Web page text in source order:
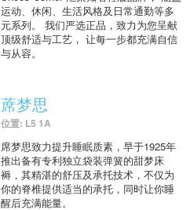
运动、休闲、生活风格及日常通勤等多
元系列。 我们严选正品，致力为您呈献
顶级舒适与工艺， 让每一步都充满自信
与从容。
蓆梦思
位置: L5 1A
席梦思致力提升睡眠质素，早于1925年
推出备有专利独立袋装弹簧的甜梦床
褥，其精湛的舒压及承托技术，不仅为
你的脊椎提供适当的承托，同时让你睡
醒后充满能量。